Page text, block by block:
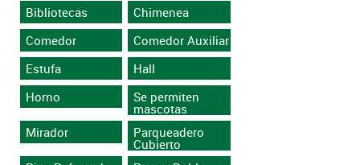
Bibliotecas
Chimenea
Comedor
Comedor Auxiliar
Estufa
Hall
Horno
Se permiten
mascotas
Mirador
Parqueadero
Cubierto